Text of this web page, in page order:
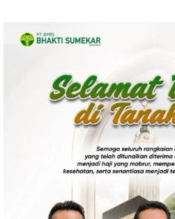
SosBud
Sosial Budaya
Olahraga
Birokrasi